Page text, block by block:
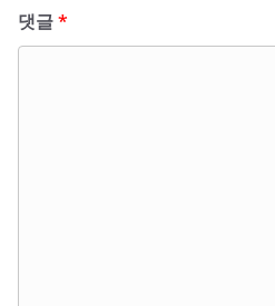
댓글*